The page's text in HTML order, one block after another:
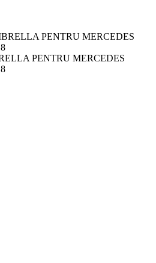
PENTRU MERCEDES